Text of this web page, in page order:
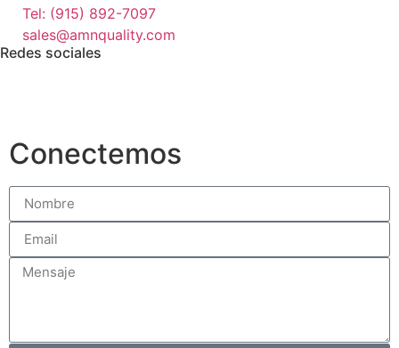
Tel: (915) 892-7097
sales@amnquality.com
Redes sociales
Conectemos